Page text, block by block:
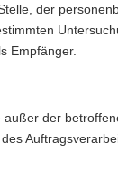
der
Empfänger.
der